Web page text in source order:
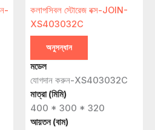
কলাপসিবল স্টোরেজ বক্স-JOIN-
XS403032C
অনুসন্ধান
মডেল
যোগদান করুন-XS403032C
মাত্রা (মিমি)
400 * 300 * 320
আয়তন (বাম)